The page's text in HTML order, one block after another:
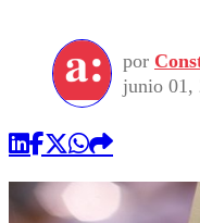
Torneo
Opinión
por
junio 01,